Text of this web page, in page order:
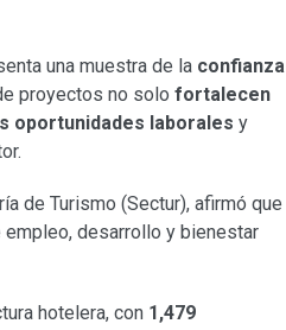
una muestra de la confianza
proyectos no solo fortalecen
oportunidades laborales y
de Turismo (Sectur), afirmó que
desarrollo y bienestar
hotelera, con 1,479